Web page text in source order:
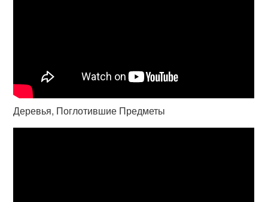
Деревья, Поглотившие Предметы